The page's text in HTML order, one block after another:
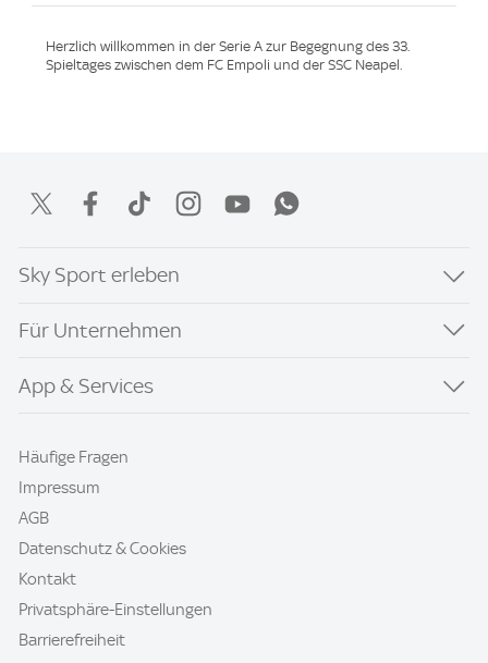
Herzlich willkommen in der Serie A zur Begegnung des 33.
Spieltages zwischen dem FC Empoli und der SSC Neapel.
Sky Sport erleben
Für Unternehmen
App & Services
Häufige Fragen
Impressum
AGB
Datenschutz & Cookies
Kontakt
Privatsphäre-Einstellungen
Barrierefreiheit